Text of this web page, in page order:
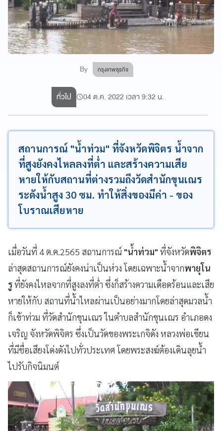
By กรุงเทพธุรกิจ
ทั่วไป 04 ต.ค. 2022 เวลา 9:32 น.
สถานการณ์ "น้ำท่วม" ที่จังหวัดพิจิตร น้ำจาก
ที่สูงยังคงไหลลงที่ต่ำ และสร้างความเสีย
หายให้กับสถานที่ต่างรวมถึงวัดสำนักขุนเณร
ระดังน้ำสูง 30 ซม. ทำให้สิ่งของมีค่า - ของ
โบราณเสียหาย
เมื่อวันที่ 4 ต.ค.2565 สถานการณ์ "น้ำท่วม" ที่จังหวัดพิจิตร
ล่าสุดสถานการณ์ยังคงน่าเป็นห่วง โดยเฉพาะน้ำจากพายุโน
รูที่ยังคงไหลจากที่สูงลงที่ต่ำ ซึ่งก็สร้างความเดือดร้อนและเสีย
หายให้กับ สถานที่น้ำไหลผ่านเป็นอย่างมากโดยล่าสุดมวลน้ำ
ก็เข้าท่วม ที่วัดสำนักขุนเณร ในตำบลสำนักขุนเณร อำเภอดง
เจริญ จังหวัดพิจิตร ซึ่งเป็นวัดของพระเกจิดัง หลวงพ่อเขียน
ที่มีชื่อเสียงโด่งดังไปทั่วประเทศ โดยพระสงฆ์ต้องเดินลุยน้ำ
ไปรับกิจนิมนต์